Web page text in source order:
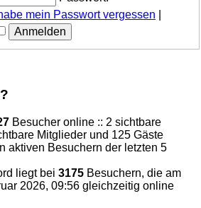
mein Passwort vergessen
Besucher online :: 2 sichtbare
Mitglieder und 125 Gäste
aktiven Besuchern der letzten 5
liegt bei 3175 Besuchern, die am
2026, 09:56 gleichzeitig online